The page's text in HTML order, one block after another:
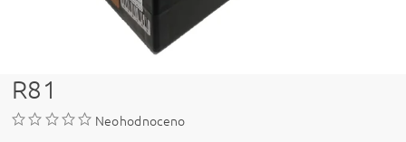
R81
Neohodnoceno